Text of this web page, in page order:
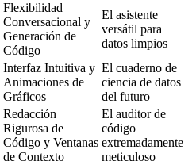
Flexibilidad
Conversacional y
Generación de
Código
El asistente
versátil para
datos limpios
Interfaz Intuitiva y
Animaciones de
Gráficos
El cuaderno de
ciencia de datos
del futuro
Redacción
Rigurosa de
Código y Ventanas
de Contexto
El auditor de
código
extremadamente
meticuloso